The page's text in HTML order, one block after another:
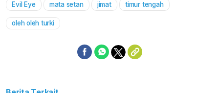
Evil Eye mata setan jimat timur tengah
oleh oleh turki